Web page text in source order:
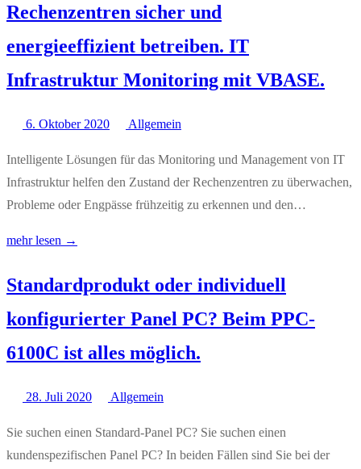
Rechenzentren sicher und
energieeffizient betreiben. IT
Infrastruktur Monitoring mit VBASE.
6. Oktober 2020 Allgemein
Intelligente Lösungen für das Monitoring und Management von IT
Infrastruktur helfen den Zustand der Rechenzentren zu überwachen,
Probleme oder Engpässe frühzeitig zu erkennen und den…
mehr lesen →
Standardprodukt oder individuell
konfigurierter Panel PC? Beim PPC-
6100C ist alles möglich.
28. Juli 2020 Allgemein
Sie suchen einen Standard-Panel PC? Sie suchen einen
kundenspezifischen Panel PC? In beiden Fällen sind Sie bei der